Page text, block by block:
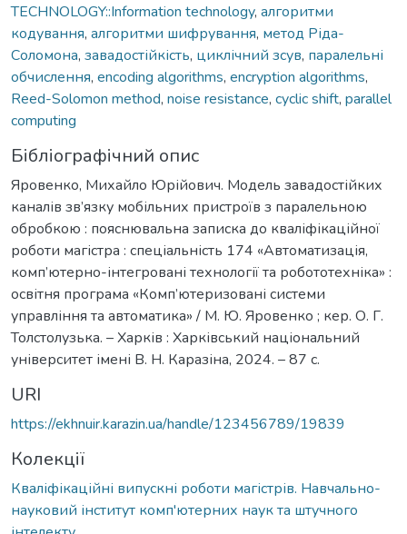
TECHNOLOGY::Information technology, aлгоритми
кодування, aлгоритми шифрування, метод Ріда-
Соломона, завадостійкість, циклічний зсув, паралельні
обчислення, encoding algorithms, encryption algorithms,
Reed-Solomon method, noise resistance, cyclic shift, parallel
computing
Бібліографічний опис
Яровенко, Михайло Юрійович. Модель завадостійких
каналів зв’язку мобільних пристроїв з паралельною
обробкою : пояснювальна записка до кваліфікаційної
роботи магістра : спеціальність 174 «Автоматизація,
комп’ютерно-інтегровані технології та робототехніка» :
освітня програма «Комп’ютеризовані системи
управління та автоматика» / М. Ю. Яровенко ; кер. О. Г.
Толстолузька. – Харків : Харківський національний
університет імені В. Н. Каразіна, 2024. – 87 с.
URI
https://ekhnuir.karazin.ua/handle/123456789/19839
Колекції
Кваліфікаційні випускні роботи магістрів. Навчально-
науковий інститут комп'ютерних наук та штучного